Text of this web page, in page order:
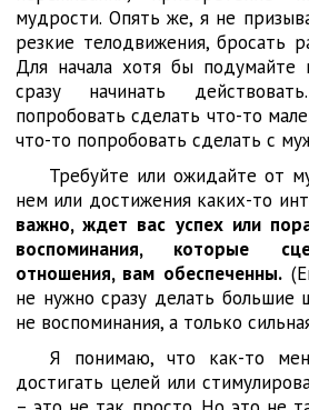
мудрости. Опять же, я не
резкие телодвижения, бросать
Для начала хотя бы
сразу начинать
попробовать сделать что-то
что-то попробовать сделать с
Требуйте или ожидайте от
нем или достижения каких-то
важно, ждет вас успех или
воспоминания, которые
отношения, вам обеспеченны.
не нужно сразу делать большие
не воспоминания, а только
Я понимаю, что как-то
достигать целей или